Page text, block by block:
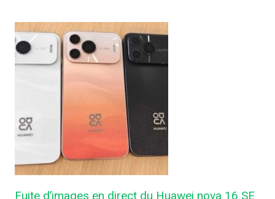
Fuite d’images en direct du Huawei nova 16 SE